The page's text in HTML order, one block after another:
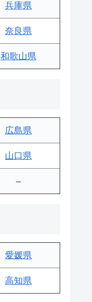
兵庫県
奈良県
和歌山県
広島県
山口県
–
愛媛県
高知県